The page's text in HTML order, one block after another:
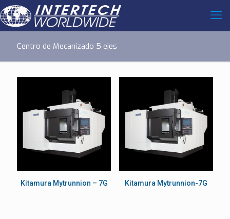
Centro de Mecanizado 5 ejes
Kitamura Mytrunnion – 7G Kitamura Mytrunnion-7G